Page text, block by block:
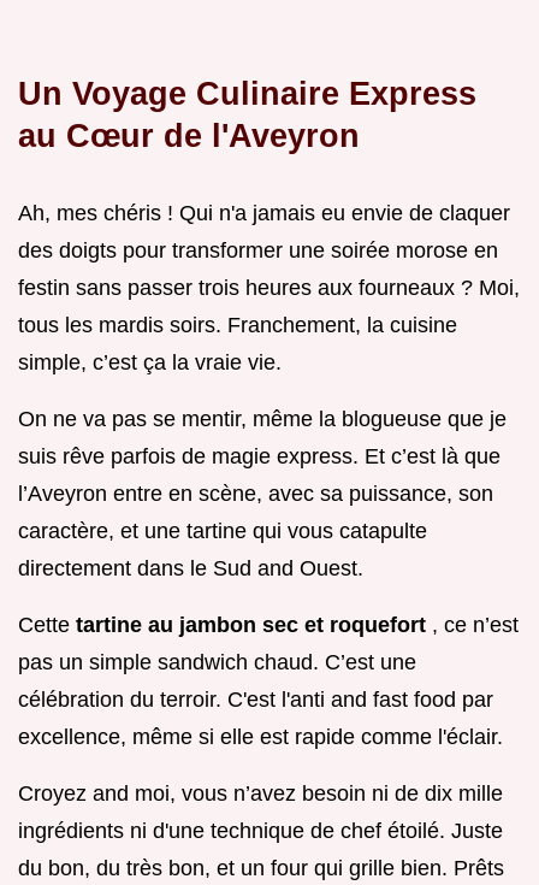
Un Voyage Culinaire Express
au Cœur de l'Aveyron
Ah, mes chéris ! Qui n'a jamais eu envie de claquer
des doigts pour transformer une soirée morose en
festin sans passer trois heures aux fourneaux ? Moi,
tous les mardis soirs. Franchement, la cuisine
simple, c’est ça la vraie vie.
On ne va pas se mentir, même la blogueuse que je
suis rêve parfois de magie express. Et c’est là que
l’Aveyron entre en scène, avec sa puissance, son
caractère, et une tartine qui vous catapulte
directement dans le Sud and Ouest.
Cette tartine au jambon sec et roquefort , ce n’est
pas un simple sandwich chaud. C’est une
célébration du terroir. C'est l'anti and fast food par
excellence, même si elle est rapide comme l'éclair.
Croyez and moi, vous n’avez besoin ni de dix mille
ingrédients ni d'une technique de chef étoilé. Juste
du bon, du très bon, et un four qui grille bien. Prêts